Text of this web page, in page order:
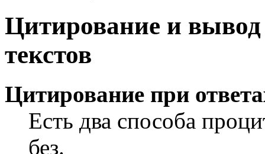
Цитирование и
текстов
Цитирование при
Есть два способа
без.